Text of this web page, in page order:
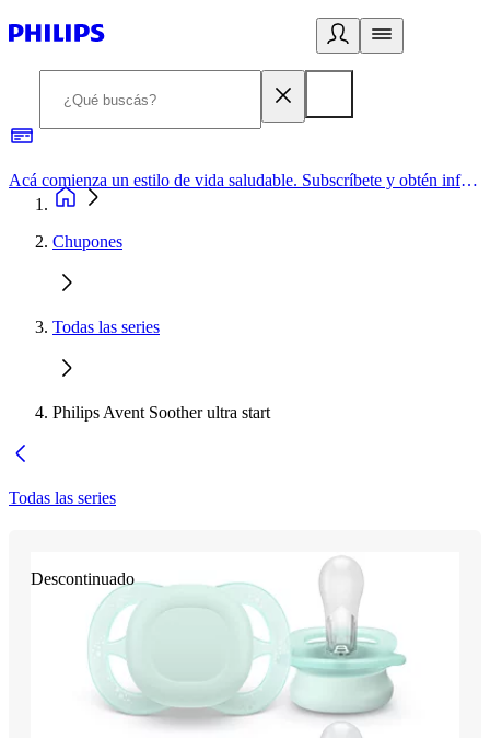
Acá comienza un estilo de vida saludable. Subscríbete y obtén información de primera mano
Chupones
Todas las series
Philips Avent Soother ultra start
Todas las series
Descontinuado